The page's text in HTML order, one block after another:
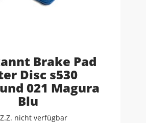
Brake Pad
Disc s530
021 Magura
Blu
nicht verfügbar